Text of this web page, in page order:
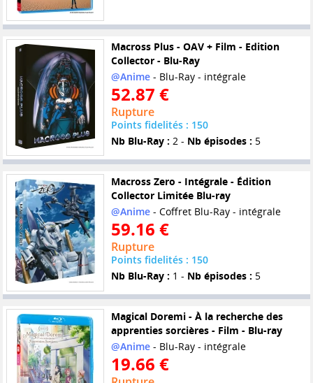
Macross Plus - OAV + Film - Edition
Collector - Blu-Ray
@Anime- Blu-Ray - intégrale
52.87 €
Rupture
Points fidelités : 150
Nb Blu-Ray : 2 - Nb épisodes : 5
Macross Zero - Intégrale - Édition
Collector Limitée Blu-ray
@Anime- Coffret Blu-Ray - intégrale
59.16 €
Rupture
Points fidelités : 150
Nb Blu-Ray : 1 - Nb épisodes : 5
Magical Doremi - À la recherche des
apprenties sorcières - Film - Blu-ray
@Anime- Blu-Ray - intégrale
19.66 €